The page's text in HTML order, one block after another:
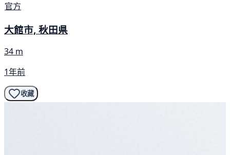
官方
大館市, 秋田県
34 m
1年前
收藏